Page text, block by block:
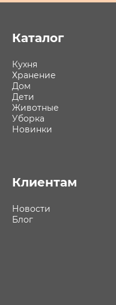
Каталог
Кухня
Хранение
Дом
Дети
Животные
Уборка
Новинки
Клиентам
Новости
Блог